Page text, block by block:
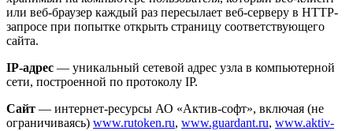
или веб-браузер каждый раз пересылает веб-серверу в HTTP-
запросе при попытке открыть страницу соответствующего
сайта.
IP-адрес — уникальный сетевой адрес узла в компьютерной
сети, построенной по протоколу IP.
Сайт — интернет-ресурсы АО «Актив-софт», включая (не
ограничиваясь) www.rutoken.ru, www.guardant.ru, www.aktiv-